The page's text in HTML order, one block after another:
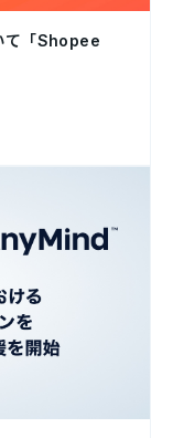
て「Shopee